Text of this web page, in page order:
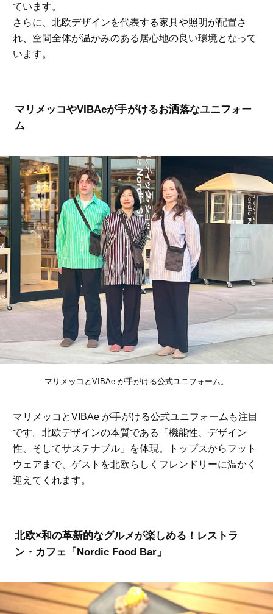
ています。
さらに、北欧デザインを代表する家具や照明が配置さ
れ、空間全体が温かみのある居心地の良い環境となって
います。
マリメッコやVIBAeが手がけるお洒落なユニフォー
ム
マリメッコとVIBAe が手がける公式ユニフォーム。
マリメッコとVIBAe が手がける公式ユニフォームも注目
です。北欧デザインの本質である「機能性、デザイン
性、そしてサステナブル」を体現。トップスからフット
ウェアまで、ゲストを北欧らしくフレンドリーに温かく
迎えてくれます。
北欧×和の革新的なグルメが楽しめる！レストラ
ン・カフェ「Nordic Food Bar」